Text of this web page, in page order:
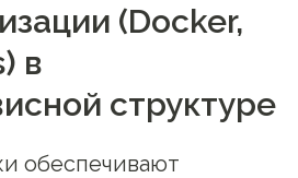
(Docker,
в
структуре
обеспечивают